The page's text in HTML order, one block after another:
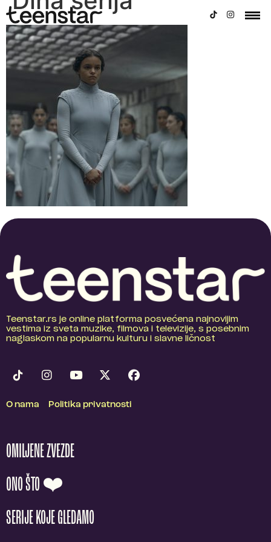
Teenstar.rs je online platforma posvećena najnovijim
vestima iz sveta muzike, filmova i televizije, s posebnim
naglaskom na popularnu kulturu i slavne ličnost
O nama Politika privatnosti
OMILJENE ZVEZDE
ONO ŠTO ❤️
SERIJE KOJE GLEDAMO